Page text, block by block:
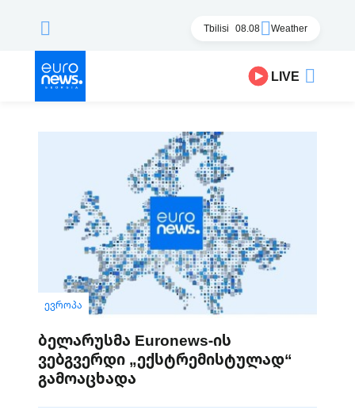
Tbilisi 08.08 Weather
LIVE
ᲔᲕᲠᲝᲞᲐ
ბელარუსმა Euronews-ის
ვებგვერდი „ექსტრემისტულად“
გამოაცხადა